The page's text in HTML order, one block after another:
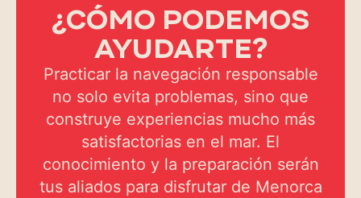
¿CÓMO PODEMOS
AYUDARTE?
Practicar la navegación responsable
no solo evita problemas, sino que
construye experiencias mucho más
satisfactorias en el mar. El
conocimiento y la preparación serán
tus aliados para disfrutar de Menorca